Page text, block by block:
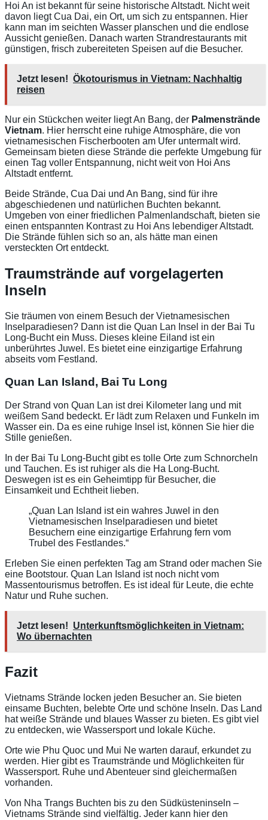
Hoi An ist bekannt für seine historische Altstadt. Nicht weit
davon liegt Cua Dai, ein Ort, um sich zu entspannen. Hier
kann man im seichten Wasser planschen und die endlose
Aussicht genießen. Danach warten Strandrestaurants mit
günstigen, frisch zubereiteten Speisen auf die Besucher.
Jetzt lesen! Ökotourismus in Vietnam: Nachhaltig
reisen
Nur ein Stückchen weiter liegt An Bang, der Palmenstrände
Vietnam. Hier herrscht eine ruhige Atmosphäre, die von
vietnamesischen Fischerbooten am Ufer untermalt wird.
Gemeinsam bieten diese Strände die perfekte Umgebung für
einen Tag voller Entspannung, nicht weit von Hoi Ans
Altstadt entfernt.
Beide Strände, Cua Dai und An Bang, sind für ihre
abgeschiedenen und natürlichen Buchten bekannt.
Umgeben von einer friedlichen Palmenlandschaft, bieten sie
einen entspannten Kontrast zu Hoi Ans lebendiger Altstadt.
Die Strände fühlen sich so an, als hätte man einen
versteckten Ort entdeckt.
Traumstrände auf vorgelagerten
Inseln
Sie träumen von einem Besuch der Vietnamesischen
Inselparadiesen? Dann ist die Quan Lan Insel in der Bai Tu
Long-Bucht ein Muss. Dieses kleine Eiland ist ein
unberührtes Juwel. Es bietet eine einzigartige Erfahrung
abseits vom Festland.
Quan Lan Island, Bai Tu Long
Der Strand von Quan Lan ist drei Kilometer lang und mit
weißem Sand bedeckt. Er lädt zum Relaxen und Funkeln im
Wasser ein. Da es eine ruhige Insel ist, können Sie hier die
Stille genießen.
In der Bai Tu Long-Bucht gibt es tolle Orte zum Schnorcheln
und Tauchen. Es ist ruhiger als die Ha Long-Bucht.
Deswegen ist es ein Geheimtipp für Besucher, die
Einsamkeit und Echtheit lieben.
„Quan Lan Island ist ein wahres Juwel in den
Vietnamesischen Inselparadiesen und bietet
Besuchern eine einzigartige Erfahrung fern vom
Trubel des Festlandes.“
Erleben Sie einen perfekten Tag am Strand oder machen Sie
eine Bootstour. Quan Lan Island ist noch nicht vom
Massentourismus betroffen. Es ist ideal für Leute, die echte
Natur und Ruhe suchen.
Jetzt lesen! Unterkunftsmöglichkeiten in Vietnam:
Wo übernachten
Fazit
Vietnams Strände locken jeden Besucher an. Sie bieten
einsame Buchten, belebte Orte und schöne Inseln. Das Land
hat weiße Strände und blaues Wasser zu bieten. Es gibt viel
zu entdecken, wie Wassersport und lokale Küche.
Orte wie Phu Quoc und Mui Ne warten darauf, erkundet zu
werden. Hier gibt es Traumstrände und Möglichkeiten für
Wassersport. Ruhe und Abenteuer sind gleichermaßen
vorhanden.
Von Nha Trangs Buchten bis zu den Südküsteninseln –
Vietnams Strände sind vielfältig. Jeder kann hier den